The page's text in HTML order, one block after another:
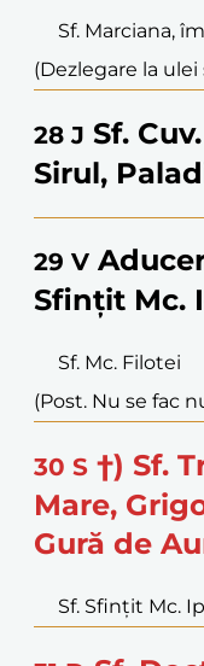
Sf. Marciana,
(Dezlegare la
28 J Sf.
Sirul,
29 V
Sfințit Mc.
Sf. Mc. Filotei
(Post. Nu se fac
30 S †) Sf.
Mare,
Gură de
Sf. Sfințit Mc.